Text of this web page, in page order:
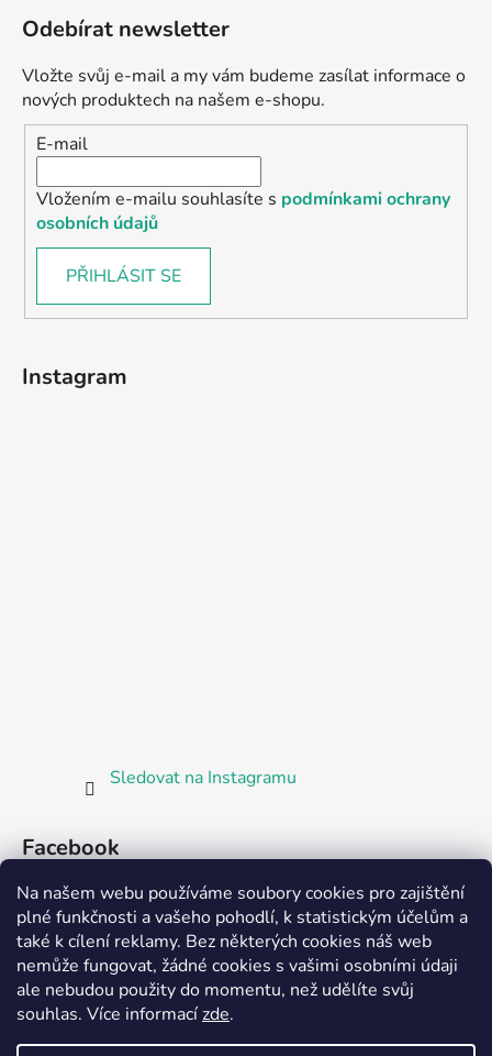
Na našem webu používáme soubory cookies pro zajištění
plné funkčnosti a vašeho pohodlí, k statistickým účelům a
také k cílení reklamy. Bez některých cookies náš web
nemůže fungovat, žádné cookies s vašimi osobními údaji
ale nebudou použity do momentu, než udělíte svůj
souhlas. Více informacízde.
Odebírat newsletter
Vložte svůj e-mail a my vám budeme zasílat informace o
nových produktech na našem e-shopu.
E-mail
Vložením e-mailu souhlasíte s podmínkami ochrany
osobních údajů
PŘIHLÁSIT SE
Instagram
Sledovat na Instagramu
Facebook
Partnerská prodejna Barefoot Plzeň